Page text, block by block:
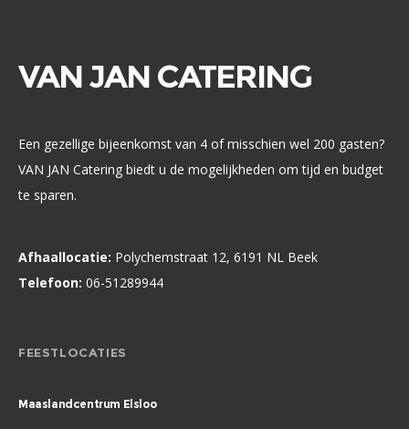
VAN JAN CATERING
Een gezellige bijeenkomst van 4 of misschien wel 200 gasten?
VAN JAN Catering biedt u de mogelijkheden om tijd en budget
te sparen.
Afhaallocatie: Polychemstraat 12, 6191 NL Beek
Telefoon: 06-51289944
FEESTLOCATIES
Maaslandcentrum Elsloo